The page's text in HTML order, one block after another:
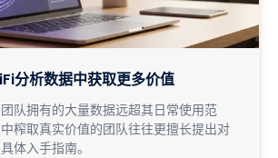
分析数据中获取更多价值
队拥有的大量数据远超其日常使用范
榨取真实价值的团队往往更擅长提出对
体入手指南。